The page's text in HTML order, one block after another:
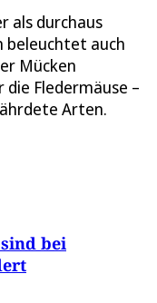
als durchaus
auch
Mücken
Fledermäuse –
Arten.
bei